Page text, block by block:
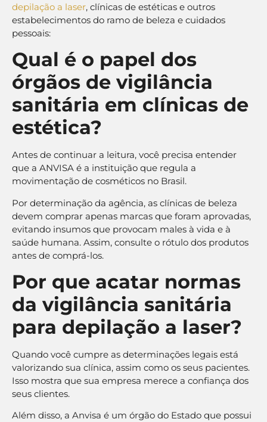
depilação a laser, clínicas de estéticas e outros
estabelecimentos do ramo de beleza e cuidados
pessoais:
Qual é o papel dos
órgãos de vigilância
sanitária em clínicas de
estética?
Antes de continuar a leitura, você precisa entender
que a ANVISA é a instituição que regula a
movimentação de cosméticos no Brasil.
Por determinação da agência, as clínicas de beleza
devem comprar apenas marcas que foram aprovadas,
evitando insumos que provocam males à vida e à
saúde humana. Assim, consulte o rótulo dos produtos
antes de comprá-los.
Por que acatar normas
da vigilância sanitária
para depilação a laser?
Quando você cumpre as determinações legais está
valorizando sua clínica, assim como os seus pacientes.
Isso mostra que sua empresa merece a confiança dos
seus clientes.
Além disso, a Anvisa é um órgão do Estado que possui